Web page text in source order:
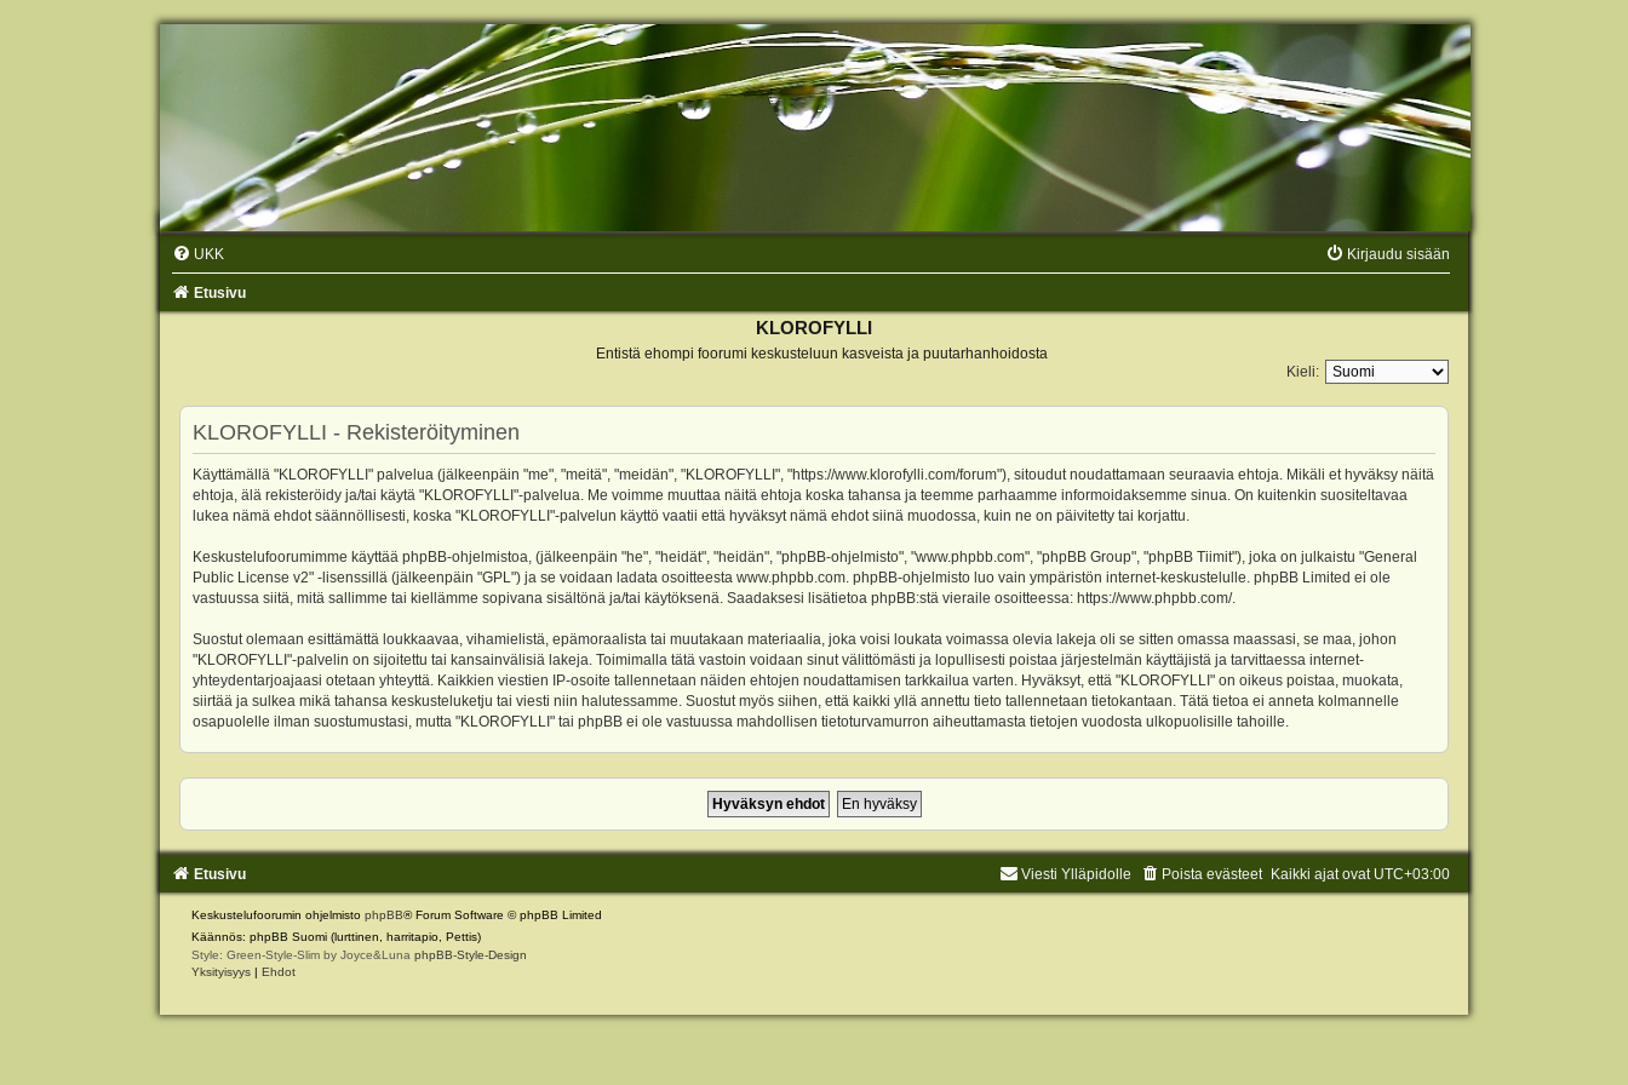
UKK Kirjaudu sisään
Etusivu
KLOROFYLLI
Entistä ehompi foorumi keskusteluun kasveista ja puutarhanhoidosta
Kieli:
KLOROFYLLI - Rekisteröityminen
Käyttämällä "KLOROFYLLI" palvelua (jälkeenpäin "me", "meitä", "meidän", "KLOROFYLLI", "https://www.klorofylli.com/forum"), sitoudut noudattamaan seuraavia ehtoja. Mikäli et hyväksy näitä
ehtoja, älä rekisteröidy ja/tai käytä "KLOROFYLLI"-palvelua. Me voimme muuttaa näitä ehtoja koska tahansa ja teemme parhaamme informoidaksemme sinua. On kuitenkin suositeltavaa
lukea nämä ehdot säännöllisesti, koska "KLOROFYLLI"-palvelun käyttö vaatii että hyväksyt nämä ehdot siinä muodossa, kuin ne on päivitetty tai korjattu.
Keskustelufoorumimme käyttää phpBB-ohjelmistoa, (jälkeenpäin "he", "heidät", "heidän", "phpBB-ohjelmisto", "www.phpbb.com", "phpBB Group", "phpBB Tiimit"), joka on julkaistu "General
Public License v2" -lisenssillä (jälkeenpäin "GPL") ja se voidaan ladata osoitteesta www.phpbb.com. phpBB-ohjelmisto luo vain ympäristön internet-keskustelulle. phpBB Limited ei ole
vastuussa siitä, mitä sallimme tai kiellämme sopivana sisältönä ja/tai käytöksenä. Saadaksesi lisätietoa phpBB:stä vieraile osoitteessa: https://www.phpbb.com/.
Suostut olemaan esittämättä loukkaavaa, vihamielistä, epämoraalista tai muutakaan materiaalia, joka voisi loukata voimassa olevia lakeja oli se sitten omassa maassasi, se maa, johon
"KLOROFYLLI"-palvelin on sijoitettu tai kansainvälisiä lakeja. Toimimalla tätä vastoin voidaan sinut välittömästi ja lopullisesti poistaa järjestelmän käyttäjistä ja tarvittaessa internet-
yhteydentarjoajaasi otetaan yhteyttä. Kaikkien viestien IP-osoite tallennetaan näiden ehtojen noudattamisen tarkkailua varten. Hyväksyt, että "KLOROFYLLI" on oikeus poistaa, muokata,
siirtää ja sulkea mikä tahansa keskusteluketju tai viesti niin halutessamme. Suostut myös siihen, että kaikki yllä annettu tieto tallennetaan tietokantaan. Tätä tietoa ei anneta kolmannelle
osapuolelle ilman suostumustasi, mutta "KLOROFYLLI" tai phpBB ei ole vastuussa mahdollisen tietoturvamurron aiheuttamasta tietojen vuodosta ulkopuolisille tahoille.
Etusivu Kaikki ajat ovat UTC+03:00
Poista evästeet
Viesti Ylläpidolle
Keskustelufoorumin ohjelmisto phpBB® Forum Software © phpBB Limited
Käännös: phpBB Suomi (lurttinen, harritapio, Pettis)
Style: Green-Style-Slim by Joyce&Luna phpBB-Style-Design
Yksityisyys | Ehdot